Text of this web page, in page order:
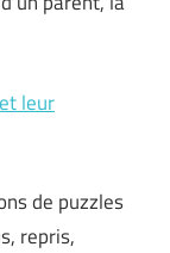
leur
de puzzles
repris,